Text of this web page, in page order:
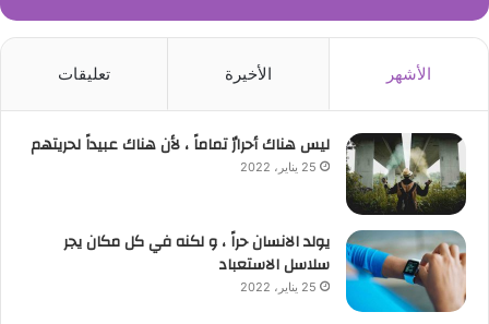
الأشهر الأخيرة تعليقات
ليس هناك أحرارٌ تماماً ، لأن هناك عبيداً لحريتهم
25 يناير، 2022
يولد الانسان حراً ، و لكنه في كل مكان يجر
سلاسل الاستعباد
25 يناير، 2022